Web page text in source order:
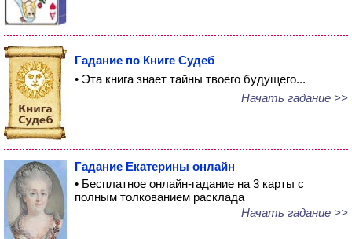
Гадание по Книге Судеб
• Эта книга знает тайны твоего будущего...
Начать гадание >>
Гадание Екатерины онлайн
• Бесплатное онлайн-гадание на 3 карты с
полным толкованием расклада
Начать гадание >>